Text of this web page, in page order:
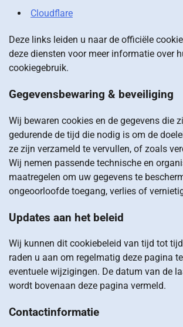
Cloudflare
Deze links leiden u naar de officiële
deze diensten voor meer informatie over
cookiegebruik.
Gegevensbewaring & beveiliging
Wij bewaren cookies en de gegevens die
gedurende de tijd die nodig is om de
ze zijn verzameld te vervullen, of zoals
Wij nemen passende technische en
maatregelen om uw gegevens te
ongeoorloofde toegang, verlies of
Updates aan het beleid
Wij kunnen dit cookiebeleid van tijd tot
raden u aan om regelmatig deze pagina
eventuele wijzigingen. De datum van de
wordt bovenaan deze pagina vermeld.
Contactinformatie